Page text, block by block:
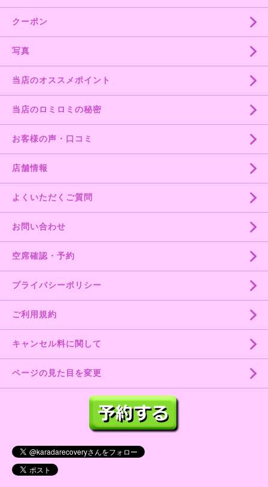
クーポン
写真
当店のオススメポイント
当店のロミロミの秘密
お客様の声・口コミ
店舗情報
よくいただくご質問
お問い合わせ
空席確認・予約
プライバシーポリシー
ご利用規約
キャンセル料に関して
ページの見た目を変更